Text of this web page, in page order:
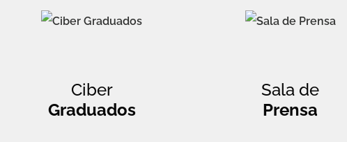
Ciber
Graduados
Sala de
Prensa